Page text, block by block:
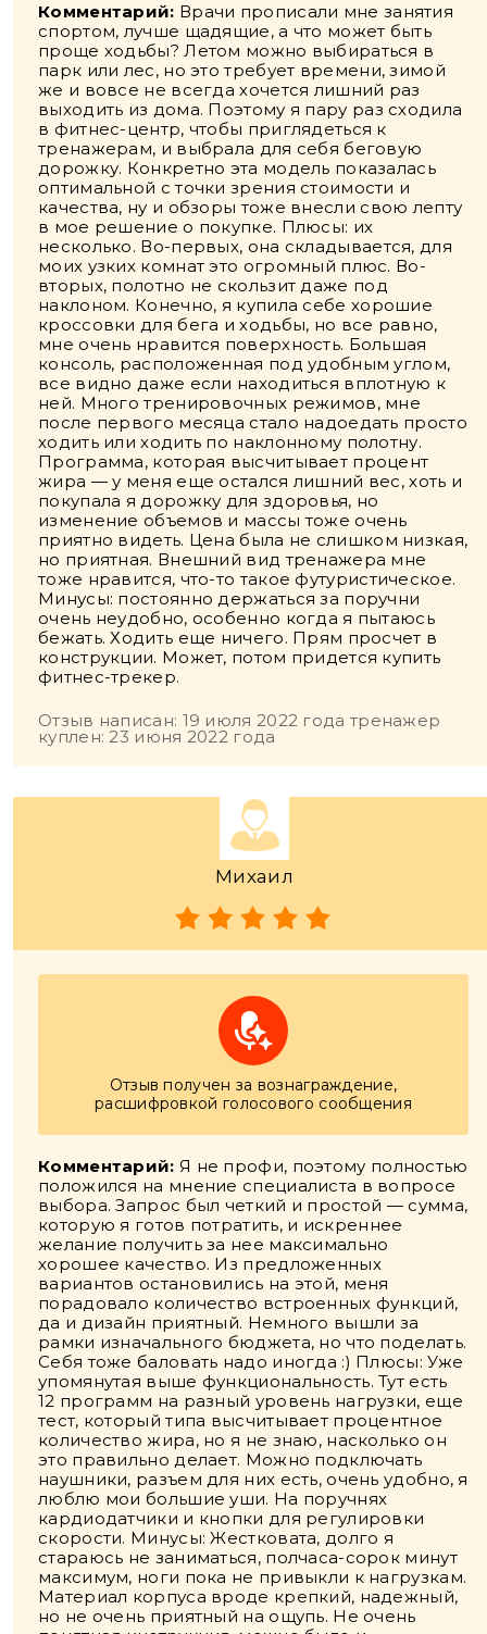
Комментарий: Врачи прописали мне занятия
спортом, лучше щадящие, а что может быть
проще ходьбы? Летом можно выбираться в
парк или лес, но это требует времени, зимой
же и вовсе не всегда хочется лишний раз
выходить из дома. Поэтому я пару раз сходила
в фитнес-центр, чтобы приглядеться к
тренажерам, и выбрала для себя беговую
дорожку. Конкретно эта модель показалась
оптимальной с точки зрения стоимости и
качества, ну и обзоры тоже внесли свою лепту
в мое решение о покупке. Плюсы: их
несколько. Во-первых, она складывается, для
моих узких комнат это огромный плюс. Во-
вторых, полотно не скользит даже под
наклоном. Конечно, я купила себе хорошие
кроссовки для бега и ходьбы, но все равно,
мне очень нравится поверхность. Большая
консоль, расположенная под удобным углом,
все видно даже если находиться вплотную к
ней. Много тренировочных режимов, мне
после первого месяца стало надоедать просто
ходить или ходить по наклонному полотну.
Программа, которая высчитывает процент
жира — у меня еще остался лишний вес, хоть и
покупала я дорожку для здоровья, но
изменение объемов и массы тоже очень
приятно видеть. Цена была не слишком низкая,
но приятная. Внешний вид тренажера мне
тоже нравится, что-то такое футуристическое.
Минусы: постоянно держаться за поручни
очень неудобно, особенно когда я пытаюсь
бежать. Ходить еще ничего. Прям просчет в
конструкции. Может, потом придется купить
фитнес-трекер.
Отзыв написан: 19 июля 2022 года тренажер
куплен: 23 июня 2022 года
Михаил
Отзыв получен за вознаграждение,
расшифровкой голосового сообщения
Комментарий: Я не профи, поэтому полностью
положился на мнение специалиста в вопросе
выбора. Запрос был четкий и простой — сумма,
которую я готов потратить, и искреннее
желание получить за нее максимально
хорошее качество. Из предложенных
вариантов остановились на этой, меня
порадовало количество встроенных функций,
да и дизайн приятный. Немного вышли за
рамки изначального бюджета, но что поделать.
Себя тоже баловать надо иногда :) Плюсы: Уже
упомянутая выше функциональность. Тут есть
12 программ на разный уровень нагрузки, еще
тест, который типа высчитывает процентное
количество жира, но я не знаю, насколько он
это правильно делает. Можно подключать
наушники, разъем для них есть, очень удобно, я
люблю мои большие уши. На поручнях
кардиодатчики и кнопки для регулировки
скорости. Минусы: Жестковата, долго я
стараюсь не заниматься, полчаса-сорок минут
максимум, ноги пока не привыкли к нагрузкам.
Материал корпуса вроде крепкий, надежный,
но не очень приятный на ощупь. Не очень